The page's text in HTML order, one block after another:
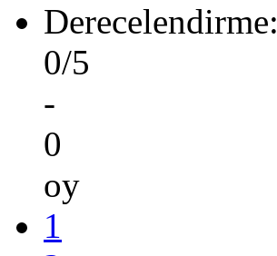
Derecelendirme:
0/5
-
0
oy
1